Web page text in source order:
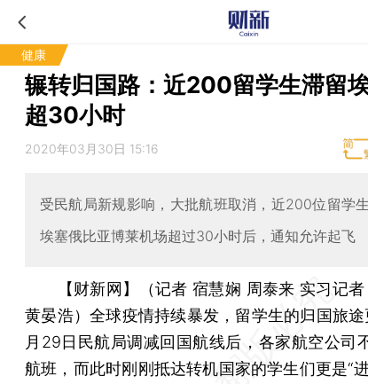
健康
辗转归国路：近200留学生滞留
超30小时
2020年03月30日 15:16
受民航局新规影响，大批航班取消，近200位留学
埃塞俄比亚博莱机场超过30小时后，通知允许起飞
【财新网】（记者 宿慧娴 周泰来 实习记
黄晏浩）全球疫情持续暴发，留学生的归国旅
月29日民航局调减回国航线后，各家航空公司
航班，而此时刚刚抵达转机国家的学生们更是“